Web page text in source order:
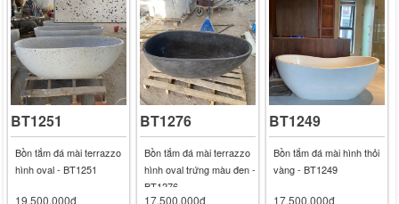
BT1251
Bồn tắm đá mài terrazzo
hình oval - BT1251
19.500.000đ
BT1276
Bồn tắm đá mài terrazzo
hình oval trứng màu đen -
BT1276
17.500.000đ
BT1249
Bồn tắm đá mài hình thỏi
vàng - BT1249
17.500.000đ